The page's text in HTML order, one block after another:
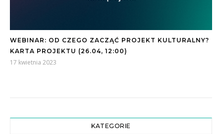
WEBINAR: OD CZEGO ZACZĄĆ PROJEKT KULTURALNY?
KARTA PROJEKTU (26.04, 12:00)
17 kwietnia 2023
KATEGORIE